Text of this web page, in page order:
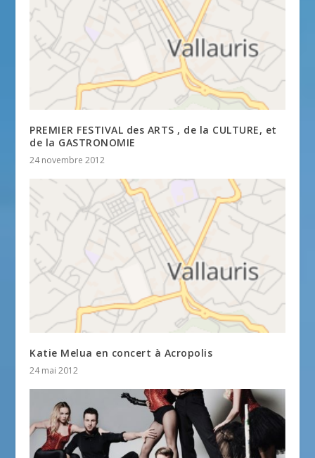
PREMIER FESTIVAL des ARTS , de la CULTURE, et
de la GASTRONOMIE
24 novembre 2012
Katie Melua en concert à Acropolis
24 mai 2012